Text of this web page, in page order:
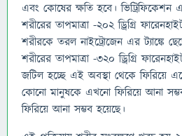
এবং কোষের ক্ষতি হবে।
শরীরের তাপমাত্রা -২০২ ড্রিগ্রি
শরীরকে তরল নাইট্রোজেন এর ট্যাঙ্কে
শরীরের তাপমাত্রা -৩২০ ড্রিগ্রি
জটিল হচ্ছে এই অবস্থা থেকে ফিরিয়ে
কোনো মানুষকে এখনো ফিরিয়ে আনা
ফিরিয়ে আনা সম্ভব হয়েছে।